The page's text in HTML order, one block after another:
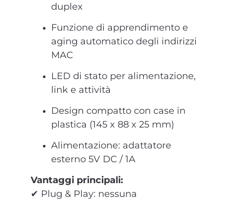
duplex
Funzione di apprendimento e
aging automatico degli indirizzi
MAC
LED di stato per alimentazione,
link e attività
Design compatto con case in
plastica (145 x 88 x 25 mm)
Alimentazione: adattatore
esterno 5V DC / 1A
Vantaggi principali:
✔ Plug & Play: nessuna